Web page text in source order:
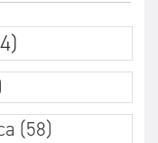
(58)